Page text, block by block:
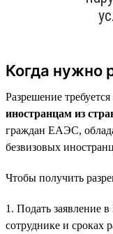
Когда нужно
Разрешение требуется
иностранцам из
граждан ЕАЭС,
безвизовых
Чтобы получить
1. Подать заявление
сотруднике и сроках